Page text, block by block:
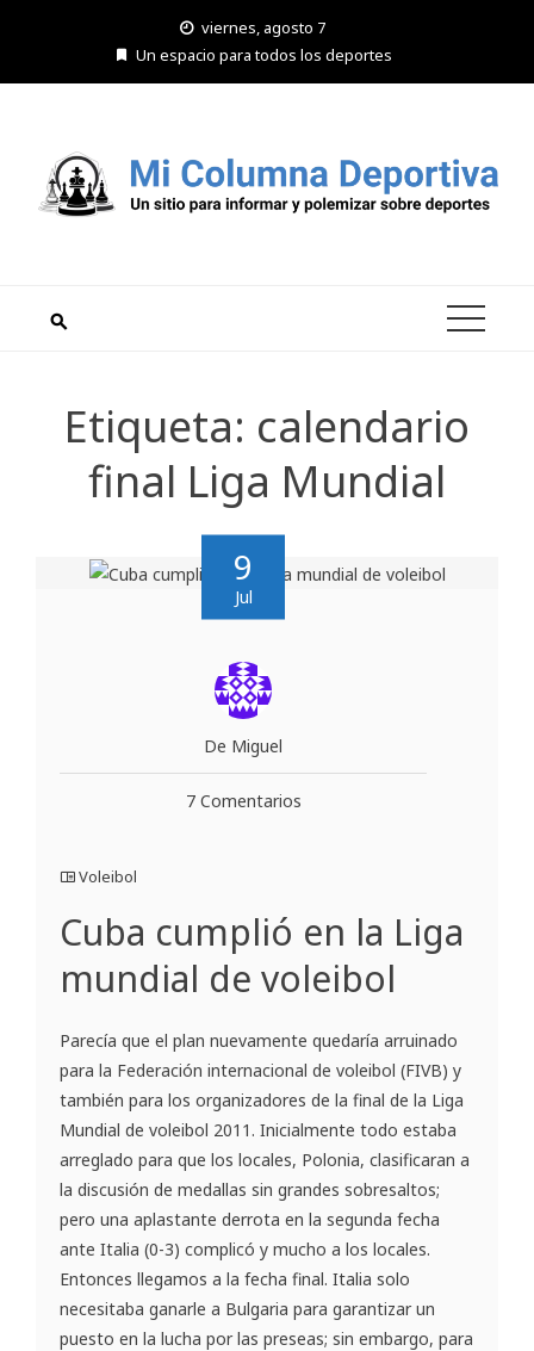
viernes, agosto 7
Un espacio para todos los deportes
Etiqueta: calendario
final Liga Mundial
9
Jul
De Miguel
7 Comentarios
Voleibol
Cuba cumplió en la Liga
mundial de voleibol
Parecía que el plan nuevamente quedaría arruinado
para la Federación internacional de voleibol (FIVB) y
también para los organizadores de la final de la Liga
Mundial de voleibol 2011. Inicialmente todo estaba
arreglado para que los locales, Polonia, clasificaran a
la discusión de medallas sin grandes sobresaltos;
pero una aplastante derrota en la segunda fecha
ante Italia (0-3) complicó y mucho a los locales.
Entonces llegamos a la fecha final. Italia solo
necesitaba ganarle a Bulgaria para garantizar un
puesto en la lucha por las preseas; sin embargo, para